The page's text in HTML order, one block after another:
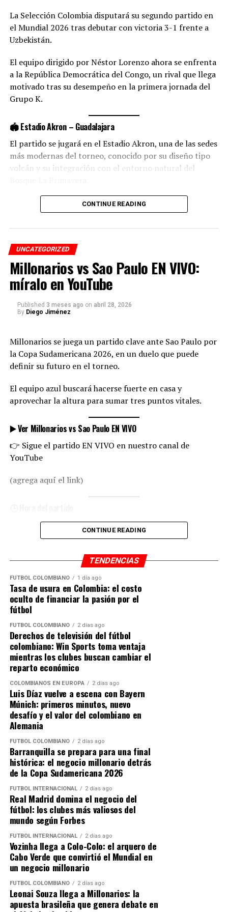
Vale la pena recordar que Todos por Medellín nació el
25 de agosto de 2020 como una asociación sin ánimo de
lucro, constituida por 38 integrantes, entre personas
naturales y organizaciones, con intereses comunes:
promover la participación ciudadana, cuidar el
patrimonio público y vigilar la gestión del
conglomerado público del Municipio de Medellín y el
Área Metropolitana del Valle de Aburrá en el corto,
mediano y largo plazo.
RELATED TOPICS: DESTACADO
UP NEXT
Procuraduría abre investigación disciplinaria contra
Diego Jiménez
Diego Jiménez periodista deportivo colombiano, locutor y
Medellín y enfoque en audiencias en Colombia y Estados
Unidos. Especializado en fútbol colombiano, transmisiones en
experiencia en radio online y medios digitales, se ha
consolidado como comentarista deportivo, destacándose por
el análisis de partidos, manejo de datos del fútbol, entrevistas
y elaboración de perfiles de jugadores y equipos. Diego
ayudar a los aficionados a escuchar fútbol colombiano en vivo
a través de plataformas digitales.
📅 Información del partido
🇵🇹 Portugal vs Uzbekistán
🕛 12:00 p.m. (hora Colombia)
📍 Grupo K – Mundial 2026
📺 Transmisión
👉 Este partido será transmitido
Colombia Internacional
La Selección Colombia disputará su segundo partido en
el Mundial 2026 tras debutar con victoria 3-1 frente a
Uzbekistán.
El equipo dirigido por Néstor Lorenzo ahora se enfrenta
a la República Democrática del Congo, un rival que llega
motivado tras su desempeño en la primera jornada del
Grupo K.
🏟️ Estadio Akron – Guadalajara
El partido se jugará en el Estadio Akron, una de las sedes
más modernas del torneo, conocido por su diseño tipo
volcán y su integración con el entorno natural del
El recinto cuenta con mejoras tecnológicas, pantallas
en todas las áreas, césped híbrido y espacios inclusivos
como las “Sensory Room”.
📅 Información del partido
🇨🇴 Colombia vs RD Congo
🗓️ Martes 23 de junio
🕘 9:00 p.m. (COL)
📺 Transmisión
👉 Exclusiva por el canal de YouTube de Radio Colombia
CONTINUE READING
UNCATEGORIZED
Millonarios vs Sao Paulo EN VIVO:
míralo en YouTube
Published 3 meses ago on abril 28, 2026
By Diego Jiménez
Millonarios se juega un partido clave ante Sao Paulo por
la Copa Sudamericana 2026, en un duelo que puede
definir su futuro en el torneo.
El equipo azul buscará hacerse fuerte en casa y
aprovechar la altura para sumar tres puntos vitales.
▶️ Ver Millonarios vs Sao Paulo EN VIVO
👉 Sigue el partido EN VIVO en nuestro canal de
YouTube
(agrega aquí el link)
🕢 Colombia: 7:30 PM
🕣 Miami: 8:30 PM
🔥 Partido decisivo
Millonarios necesita ganar para mantenerse con
opciones de clasificación en el grupo C, mientras que
Sao Paulo llega como líder.
📺 También por radio
🔊 Escúchalo aquí
radiocolombiainternacional.com/escuchar-futbol-en-
vivo/
CONTINUE READING
TENDENCIAS
FÚTBOL COLOMBIANO 1 día ago
Tasa de usura en Colombia: el costo
oculto de financiar la pasión por el
fútbol
FÚTBOL COLOMBIANO 2 días ago
Derechos de televisión del fútbol
colombiano: Win Sports toma ventaja
mientras los clubes buscan cambiar el
reparto económico
COLOMBIANOS EN EUROPA 2 días ago
Luis Díaz vuelve a escena con Bayern
Múnich: primeros minutos, nuevo
desafío y el valor del colombiano en
Alemania
FÚTBOL COLOMBIANO 2 días ago
Barranquilla se prepara para una final
histórica: el negocio millonario detrás
de la Copa Sudamericana 2026
FÚTBOL INTERNACIONAL 2 días ago
Real Madrid domina el negocio del
fútbol: los clubes más valiosos del
mundo según Forbes
FÚTBOL INTERNACIONAL 2 días ago
Vozinha llega a Colo-Colo: el arquero de
Cabo Verde que convirtió el Mundial en
un negocio millonario
FÚTBOL COLOMBIANO 2 días ago
Leonai Souza llega a Millonarios: la
apuesta brasileña que genera debate en